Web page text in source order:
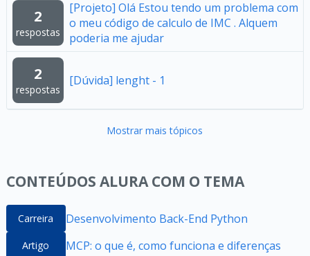
2
respostas
[Projeto] Olá Estou tendo um problema com
o meu código de calculo de IMC . Alquem
poderia me ajudar
2
respostas
[Dúvida] lenght - 1
Mostrar mais tópicos
CONTEÚDOS ALURA COM O TEMA
Carreira Desenvolvimento Back-End Python
Artigo MCP: o que é, como funciona e diferenças